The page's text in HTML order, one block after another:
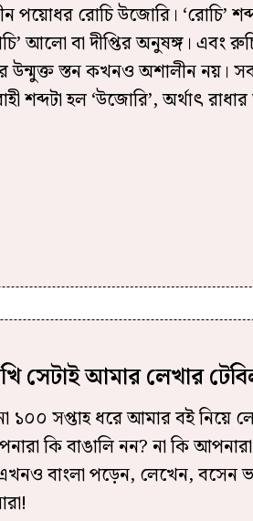
পয়োধর রোচি উজোরি। ‘রোচি’
আলো বা দীপ্তির অনুষঙ্গ। এবং
উন্মুক্ত স্তন কখনও অশালীন নয়।
শব্দটা হল ‘উজোরি’, অর্থাৎ
সেটাই আমার লেখার
১০০ সপ্তাহ ধরে আমার বই নিয়ে
কি বাঙালি নন? না কি আপনারা
এখনও বাংলা পড়েন, লেখেন, বসেন